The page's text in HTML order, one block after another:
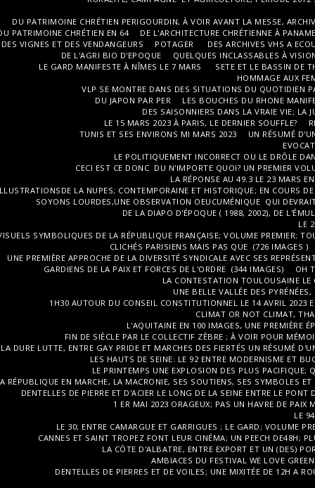
DU PATRIMOINE CHRÉTIEN PERIGOURDIN, À VOIR AVANT LA MESSE,
PATRIMOINE CHRÉTIEN EN 64
DE L'ARCHITECTURE CHRÉTIENNE À
DES VIGNES ET DES VENDANGEURS
POTAGER
DES ARCHIVES VHS A
DE L'AGRI BIO D'EPOQUE
QUELQUES INCLASSABLES À
LE GARD MANIFESTE À NÎMES LE 7 MARS
SETE ET LE BASSIN DE
HOMMAGE AUX
VLP SE MONTRE DANS DES SITUATIONS DU QUOTIDIEN
DU JAPON PAR PER
LES BOUCHES DU RHONE
DES SAISONNIERS DANS LA VRAIE VIE; LA
LE 15 MARS 2023 À PARIS, LE DERNIER SOUFFLE?
TUNIS ET SES ENVIRONS MI MARS 2023
UN RÉSUMÉ
LE POLITIQUEMENT INCORRECT OU LE DRÔLE
CECI EST CE DONC DU N'IMPORTE QUOI? UN PREMIER
LA RÉPONSE AU 49.3 LE 23 MARS
LA NUPES; CONTEMPORAINE ET HISTORIQUE; EN COURS
SOYONS LOURDES,UNE OBSERVATION OEUCUMÉNIQUE QUI
DE LA DIAPO D'ÉPOQUE ( 1988, 2002), DE
LE
SYMBOLIQUES DE LA RÉPUBLIQUE FRANÇAISE; VOLUME PREMIER;
CLICHÉS PARISIENS MAIS PAS QUE (726 IMAGES )
UNE PREMIÈRE APPROCHE DE LA DIVERSITÉ SYNDICALE AVEC SES
GARDIENS DE LA PAIX ET FORCES DE L'ORDRE (344 IMAGES)
OH
LA CONTESTATION TOULOUSAINE
UNE BELLE VALLÉE DES
1H30 AUTOUR DU CONSEIL CONSTITUTIONNEL LE 14 AVRIL 2023
CLIMAT OR NOT CLIMAT,
L'AQUITAINE EN 100 IMAGES, UNE PREMIÈRE
FIN DE SIÈCLE PAR LE COLLECTIF ZÈBRE ; À VOIR POUR
LA DURE LUTTE, ENTRE GAY PRIDE ET MARCHES DES FIERTÉS UN RÉSUMÉ
LES HAUTS DE SEINE: LE 92 ENTRE MODERNISME ET
LE PRINTEMPS UNE EXPLOSION DES PLUS PACIFIQUE;
RÉPUBLIQUE EN MARCHE, LA MACRONIE, SES SOUTIENS, SES SYMBOLES
DENTELLES DE PIERRE ET D'ACIER LE LONG DE LA SEINE ENTRE LE
1 ER MAI 2023 ORAGEUX; PAS UN HAVRE DE PAIX
LE
LE 30; ENTRE CAMARGUE ET GARRIGUES ; LE GARD; VOLUME
CANNES ET SAINT TROPEZ FONT LEUR CINÉMA; UN PEECH DE48H;
LA CÔTE D'ALBATRE, ENTRE EXPORT ET UN (DES)
AMBIACES DU FESTIVAL WE LOVE
DENTELLES DE PIERRES ET DE VOILES; UNE MIXITÉE DE 12H A